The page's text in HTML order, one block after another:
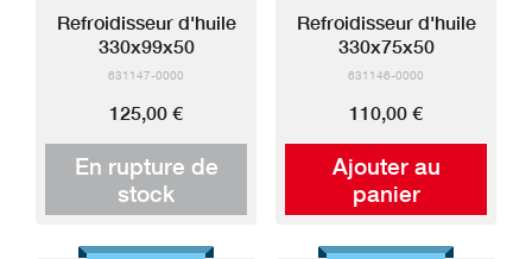
En rupture de
stock
Refroidisseur d'huile
330x99x50
631147-0000
125,00 €
Ajouter au
panier
Refroidisseur d'huile
330x75x50
631146-0000
110,00 €